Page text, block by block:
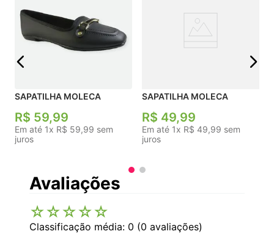
SAPATILHA MOLECA
R$ 59,99
Em até 1x R$ 59,99 sem
juros
SAPATILHA MOLECA
R$ 49,99
Em até 1x R$ 49,99 sem
juros
Avaliações
☆☆☆☆☆
Classificação média: 0 (0 avaliações)